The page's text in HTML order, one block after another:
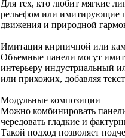
Для тех, кто любит мягкие
рельефом или имитирующие
движения и природной
Имитация кирпичной или
Объемные панели могут
интерьеру индустриальный
или прихожих, добавляя
Модульные композиции
Можно комбинировать
чередовать гладкие и
Такой подход позволяет